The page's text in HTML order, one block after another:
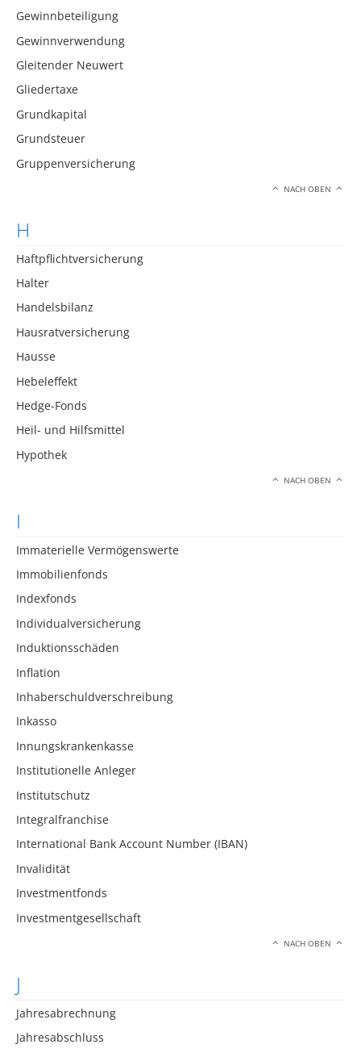
Gewinnbeteiligung
Gewinnverwendung
Gleitender Neuwert
Gliedertaxe
Grundkapital
Grundsteuer
Gruppenversicherung
NACH OBEN
H
Haftpflichtversicherung
Halter
Handelsbilanz
Hausratversicherung
Hausse
Hebeleffekt
Hedge-Fonds
Heil- und Hilfsmittel
Hypothek
NACH OBEN
I
Immaterielle Vermögenswerte
Immobilienfonds
Indexfonds
Individualversicherung
Induktionsschäden
Inflation
Inhaberschuldverschreibung
Inkasso
Innungskrankenkasse
Institutionelle Anleger
Institutschutz
Integralfranchise
International Bank Account Number (IBAN)
Invalidität
Investmentfonds
Investmentgesellschaft
NACH OBEN
J
Jahresabrechnung
Jahresabschluss